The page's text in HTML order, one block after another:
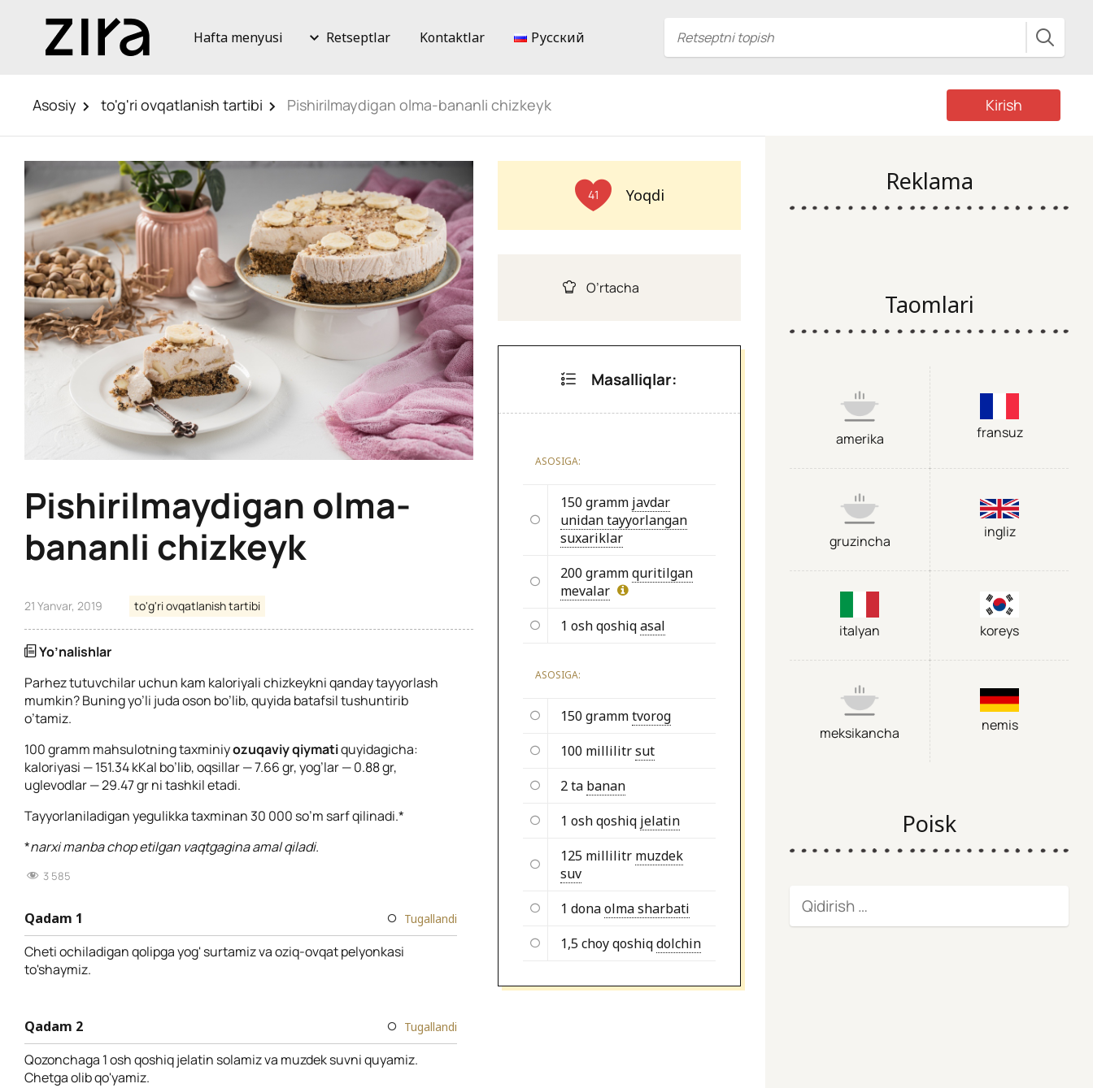
Hafta menyusi Retseptlar Kontaktlar Русский
Asosiy to'g'ri ovqatlanish tartibi Pishirilmaydigan olma-bananli chizkeyk Kirish
Pishirilmaydigan olma-
bananli chizkeyk
21 Yanvar, 2019 to'g'ri ovqatlanish tartibi
Yo’nalishlar
Parhez tutuvchilar uchun kam kaloriyali chizkeykni qanday tayyorlash
mumkin? Buning yo’li juda oson bo’lib, quyida batafsil tushuntirib
o’tamiz.
100 gramm mahsulotning taxminiyozuqaviy qiymatiquyidagicha:
kaloriyasi — 151.34 kKal bo’lib, oqsillar — 7.66 gr, yog’lar — 0.88 gr,
uglevodlar — 29.47 gr ni tashkil etadi.
Tayyorlaniladigan yegulikka taxminan 30 000 so’m sarf qilinadi.*
*narxi manba chop etilgan vaqtgagina amal qiladi.
3 585
Qadam 1 Tugallandi
Cheti ochiladigan qolipga yog' surtamiz va oziq-ovqat pelyonkasi
to'shaymiz.
Qadam 2 Tugallandi
Qozonchaga 1 osh qoshiq jelatin solamiz va muzdek suvni quyamiz.
Chetga olib qo'yamiz.
41 Yoqdi
O’rtacha
Masalliqlar:
ASOSIGA:
150 gramm javdar
unidan tayyorlangan
suxariklar
200 grammquritilgan
mevalar
1 osh qoshiqasal
ASOSIGA:
150 grammtvorog
100 millilitrsut
2 ta banan
1 osh qoshiq jelatin
125 millilitr muzdek
suv
1 donaolma sharbati
1,5 choy qoshiqdolchin
Reklama
Taomlari
amerika fransuz
gruzincha
ingliz
italyan koreys
meksikancha nemis
Poisk